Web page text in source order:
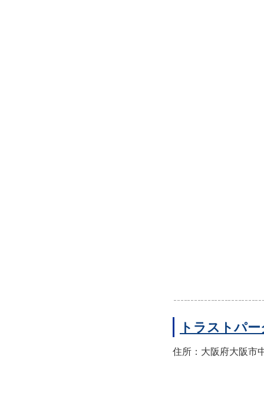
トラストパ
住所：大阪府大阪市